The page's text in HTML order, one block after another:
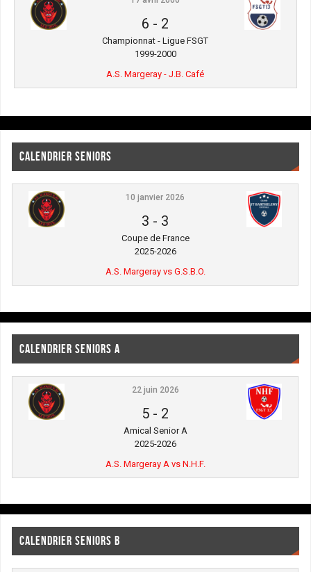
6 - 2
Championnat - Ligue FSGT
1999-2000
A.S. Margeray - J.B. Café
CALENDRIER SENIORS
10 janvier 2026
3 - 3
Coupe de France
2025-2026
A.S. Margeray vs G.S.B.O.
CALENDRIER SENIORS A
22 juin 2026
5 - 2
Amical Senior A
2025-2026
A.S. Margeray A vs N.H.F.
CALENDRIER SENIORS B